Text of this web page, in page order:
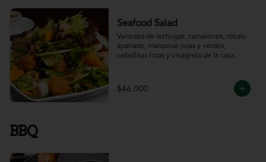
Seafood Salad
Variedad de lechugas, camarones, róbalo
apanado, manzanas rojas y verdes,
cebollitas fritas y vinagreta de la casa.
$46.000
BBQ